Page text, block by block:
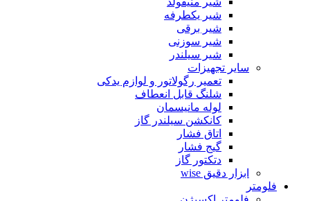
شیر یکطرفه
شیر برقی
شیر سوزنی
شیر سیلندر
سایر تجهیزات
تعمیر رگولاتور و لوازم یدکی
شلنگ قابل انعطاف
لوله مانیسمان
کانکشن سیلندر گاز
اتاق فشار
گیج فشار
دتکتور گاز
ابزار دقیق wise
فلومتر